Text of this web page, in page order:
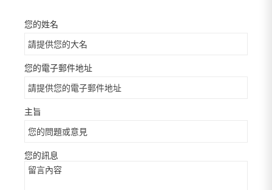
您的姓名
您的電子郵件地址
主旨
您的訊息